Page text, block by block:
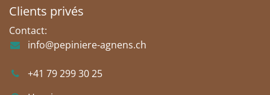
Clients privés
Contact:
info@pepiniere-agnens.ch
+41 79 299 30 25